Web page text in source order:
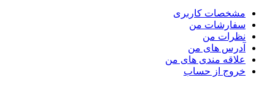
مشخصات کاربری
سفارشات من
نظرات من
آدرس های من
علاقه مندی های من
خروج از حساب